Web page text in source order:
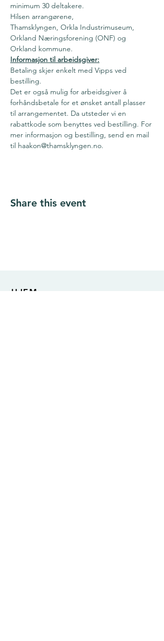
minimum 30 deltakere.
Hilsen arrangørene,
Thamsklyngen, Orkla Industrimuseum,
Orkland Næringsforening (ONF) og
Orkland kommune.
Informasjon til arbeidsgiver:
Betaling skjer enkelt med Vipps ved
bestilling.
Det er også mulig for arbeidsgiver å
forhåndsbetale for et ønsket antall plasser
til arrangementet. Da utsteder vi en
rabattkode som benyttes ved bestilling. For
mer informasjon og bestilling, send en mail
til haakon@thamsklyngen.no.
Share this event
HJEM